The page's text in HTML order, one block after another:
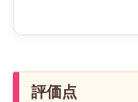
評価点